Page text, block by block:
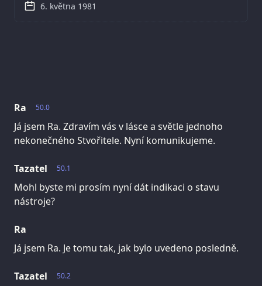
50.0
Ra
Já jsem Ra. Zdravím vás v lásce a světle jednoho
nekonečného Stvořitele. Nyní komunikujeme.
50.1
Tazatel
Mohl byste mi prosím nyní dát indikaci o stavu
nástroje?
Ra
Já jsem Ra. Je tomu tak, jak bylo uvedeno posledně.
50.2
Tazatel
6. května 1981